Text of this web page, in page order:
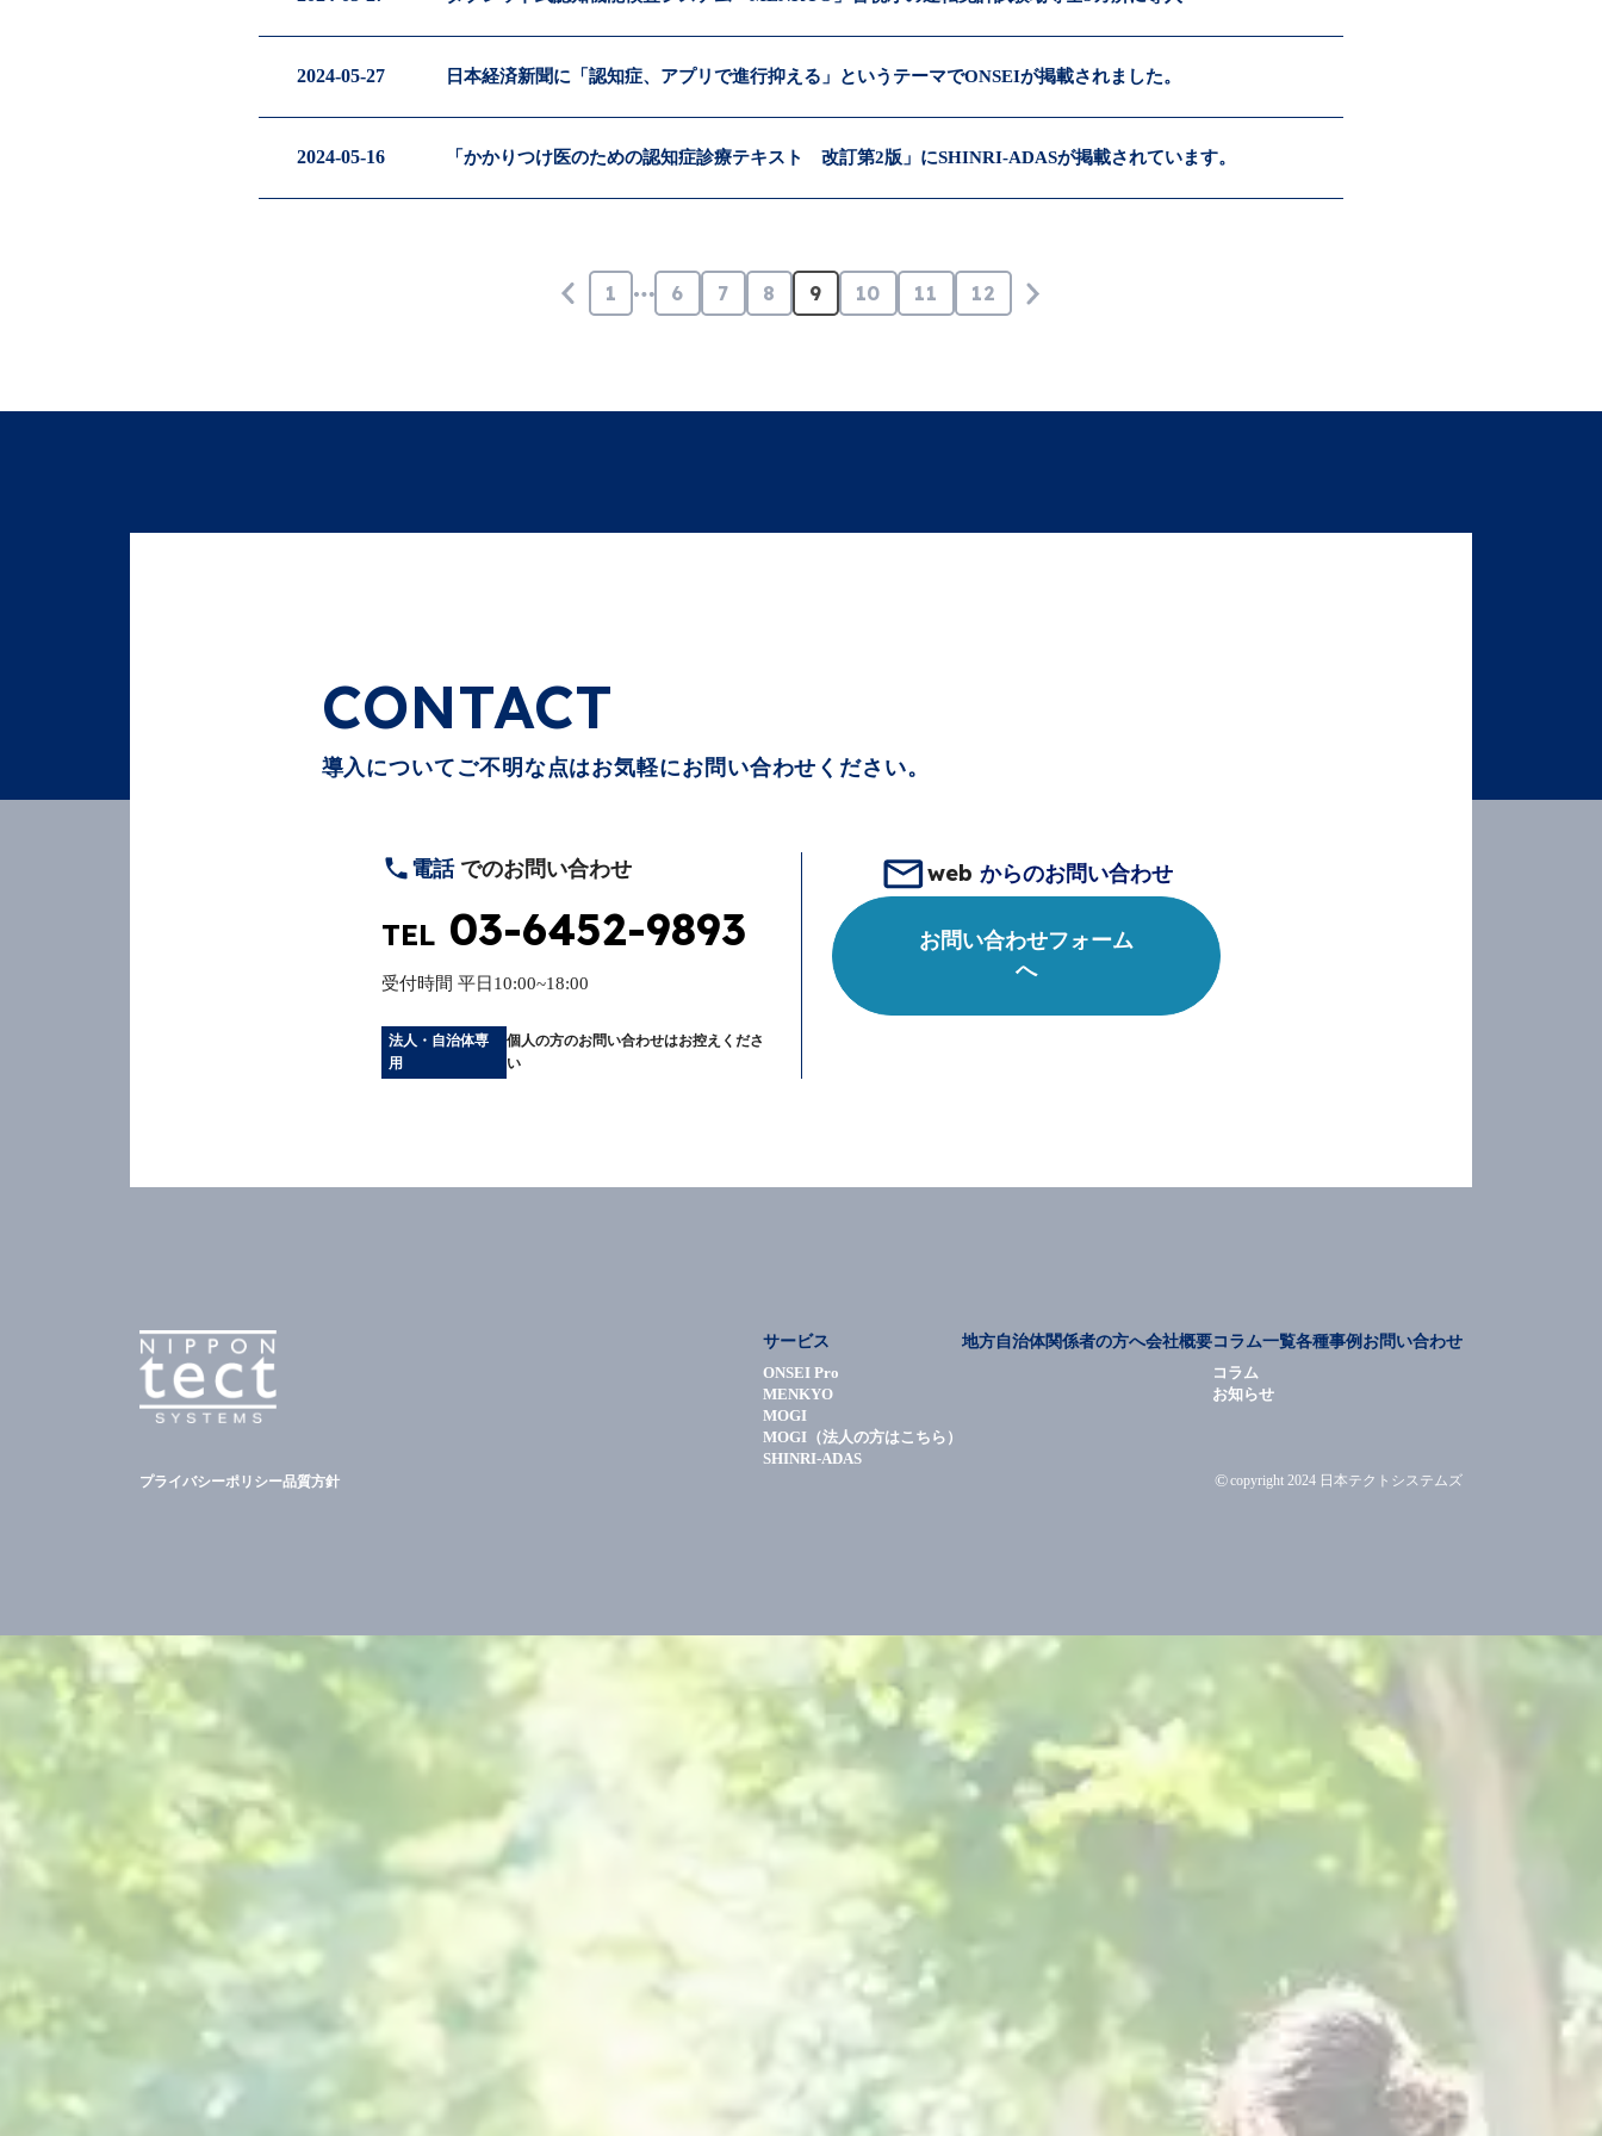
2024-05-27 日本経済新聞に「認知症、アプリで進行抑える」というテーマでONSEIが掲載されました。
2024-05-16 「かかりつけ医のための認知症診療テキスト 改訂第2版」にSHINRI-ADASが掲載されています。
1 6 7 8 9 10 11 12
CONTACT
導入についてご不明な点はお気軽にお問い合わせください。
電話でのお問い合わせ
TEL03-6452-9893
受付時間 平日10:00~18:00
法人・自治体専
用
個人の方のお問い合わせはお控えくださ
い
web からのお問い合わせ
お問い合わせフォーム
へ
サービス
ONSEI Pro
MENKYO
MOGI
MOGI（法人の方はこちら）
SHINRI-ADAS
地方自治体関係者の方へ会社概要コラム一覧
コラム
お知らせ
各種事例 お問い合わせ
プライバシーポリシー品質方針 ©copyright 2024 日本テクトシステムズ